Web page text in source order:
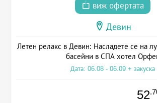
виж офертата
Девин
Летен релакс в Девин: Насладете се на
басейни в СПА хотел
Дата: 06.08 - 06.09 + закуска
52